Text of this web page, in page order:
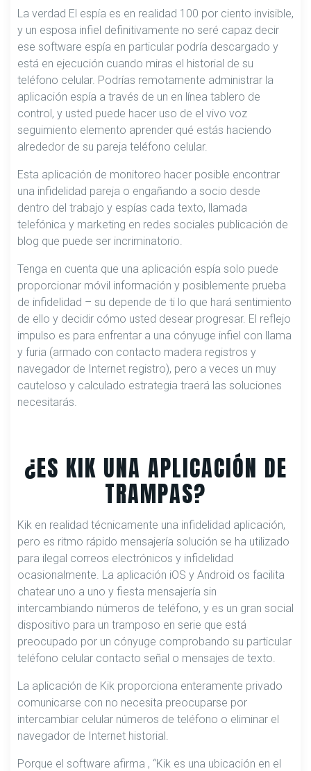
La verdad El espía es en realidad 100 por ciento invisible,
y un esposa infiel definitivamente no seré capaz decir
ese software espía en particular podría descargado y
está en ejecución cuando miras el historial de su
teléfono celular. Podrías remotamente administrar la
aplicación espía a través de un en línea tablero de
control, y usted puede hacer uso de el vivo voz
seguimiento elemento aprender qué estás haciendo
alrededor de su pareja teléfono celular.
Esta aplicación de monitoreo hacer posible encontrar
una infidelidad pareja o engañando a socio desde
dentro del trabajo y espías cada texto, llamada
telefónica y marketing en redes sociales publicación de
blog que puede ser incriminatorio.
Tenga en cuenta que una aplicación espía solo puede
proporcionar móvil información y posiblemente prueba
de infidelidad – su depende de ti lo que hará sentimiento
de ello y decidir cómo usted desear progresar. El reflejo
impulso es para enfrentar a una cónyuge infiel con llama
y furia (armado con contacto madera registros y
navegador de Internet registro), pero a veces un muy
cauteloso y calculado estrategia traerá las soluciones
necesitarás.
¿ES KIK UNA APLICACIÓN DE
TRAMPAS?
Kik en realidad técnicamente una infidelidad aplicación,
pero es ritmo rápido mensajería solución se ha utilizado
para ilegal correos electrónicos y infidelidad
ocasionalmente. La aplicación iOS y Android os facilita
chatear uno a uno y fiesta mensajería sin
intercambiando números de teléfono, y es un gran social
dispositivo para un tramposo en serie que está
preocupado por un cónyuge comprobando su particular
teléfono celular contacto señal o mensajes de texto.
La aplicación de Kik proporciona enteramente privado
comunicarse con no necesita preocuparse por
intercambiar celular números de teléfono o eliminar el
navegador de Internet historial.
Porque el software afirma , “Kik es una ubicación en el